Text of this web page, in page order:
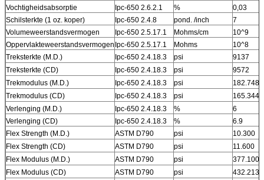
Vochtigheidsabsorptie
Ipc-650 2.6.2.1 %
0,03
Schilsterkte (1 oz. koper)
Ipc-650 2.4.8 pond. /inch
7
Volumeweerstandsvermogen
Ipc-650 2.5.17.1 Mohms/cm
10^9
Oppervlakteweerstandsvermogen Ipc-650 2.5.17.1 Mohms
10^8
Treksterkte (M.D.)
Ipc-650 2.4.18.3 psi
9137
Treksterkte (CD)
Ipc-650 2.4.18.3 psi
9572
Trekmodulus (M.D.)
Ipc-650 2.4.18.3 psi
182.748
Trekmodulus (CD)
Ipc-650 2.4.18.3 psi
165.344
Verlenging (M.D.)
Ipc-650 2.4.18.3 %
6
Verlenging (CD)
Ipc-650 2.4.18.3 %
6.9
Flex Strength (M.D.)
ASTM D790 psi
10.300
Flex Strength (CD)
ASTM D790 psi
11.600
Flex Modulus (M.D.)
ASTM D790 psi
377.100
Flex Modulus (CD)
ASTM D790 psi
432.213